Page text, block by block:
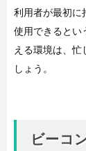
利用者が最初に
使用できるとい
える環境は、忙
しょう。
ビーコ